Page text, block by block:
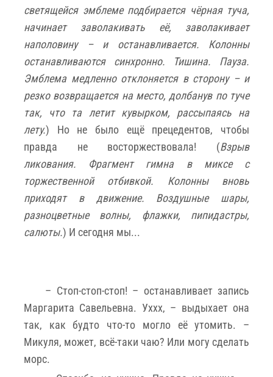
светящейся эмблеме подбирается чёрная туча,
начинает заволакивать её, заволакивает
наполовину – и останавливается. Колонны
останавливаются синхронно. Тишина. Пауза.
Эмблема медленно отклоняется в сторону – и
резко возвращается на место, долбанув по туче
так, что та летит кувырком, рассыпаясь на
лету.)
Но не было ещё прецедентов, чтобы
правда не восторжествовала! (Взрыв
ликования. Фрагмент гимна в миксе с
торжественной отбивкой. Колонны вновь
приходят в движение. Воздушные шары,
разноцветные волны, флажки, пипидастры,
салюты.) И сегодня мы...
– Стоп-стоп-стоп! – останавливает запись
Маргарита Савельевна. Уххх, – выдыхает она
так, как будто что-то могло её утомить. –
Микуля, может, всё-таки чаю? Или могу сделать
морс.